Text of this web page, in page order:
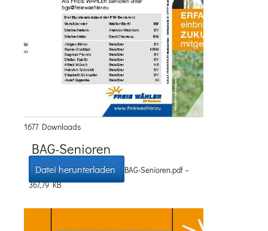
1677 Downloads
BAG-Senioren
Datei herunterladen
BAG-Senioren.pdf –
367,79 KB